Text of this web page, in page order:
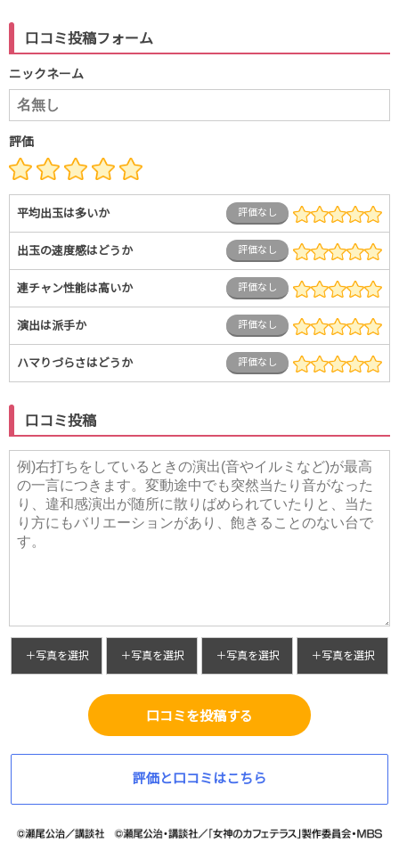
口コミ投稿フォーム
ニックネーム
評価
平均出玉は多いか 評価なし
出玉の速度感はどうか 評価なし
連チャン性能は高いか 評価なし
演出は派手か 評価なし
ハマりづらさはどうか 評価なし
口コミ投稿
＋写真を選択 ＋写真を選択 ＋写真を選択 ＋写真を選択
口コミを投稿する
評価と口コミはこちら